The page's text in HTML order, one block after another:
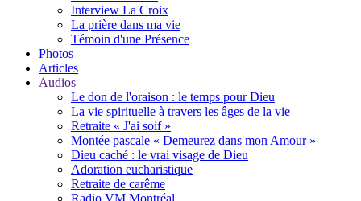
Interview La Croix
La prière dans ma vie
Témoin d'une Présence
Photos
Articles
Audios
Le don de l'oraison : le temps pour Dieu
La vie spirituelle à travers les âges de la vie
Retraite « J'ai soif »
Montée pascale « Demeurez dans mon Amour »
Dieu caché : le vrai visage de Dieu
Adoration eucharistique
Retraite de carême
Radio VM Montréal